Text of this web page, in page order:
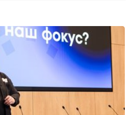
ровно обратное тому, что
Автор свежего выпуска
Tech лидер, эксперт по
лектор НИУ ВШЭ и
женской карьеры».